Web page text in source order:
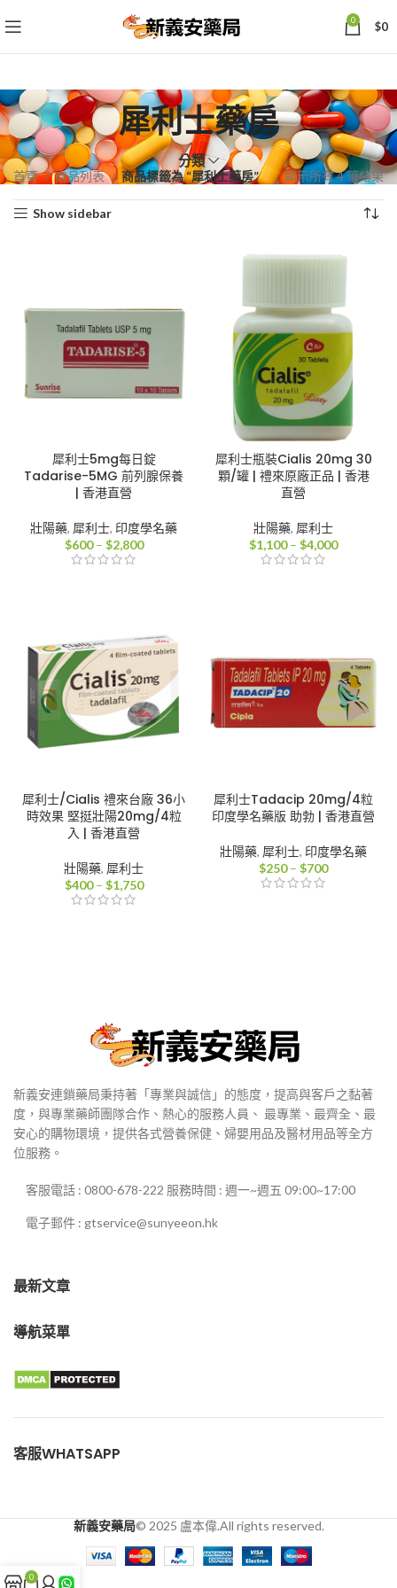
0 $0
犀利士藥房
分類
首頁 商品列表 商品標籤為 “犀利士藥房” 顯示所有 4 筆結果依
Show sidebar
犀利士5mg每日錠
Tadarise-5MG 前列腺保養
| 香港直營
壯陽藥, 犀利士, 印度學名藥
$600 – $2,800價
$2,800
犀利士瓶裝Cialis 20mg 30
顆/罐 | 禮來原廠正品 | 香港
直營
壯陽藥, 犀利士
$1,100 – $4,000價
犀利士/Cialis 禮來台廠 36小
時效果 堅挺壯陽20mg/4粒
入 | 香港直營
壯陽藥, 犀利士
$400 – $1,750價
犀利士Tadacip 20mg/4粒
印度學名藥版 助勃 | 香港直營
壯陽藥, 犀利士, 印度學名藥
$250 – $700價
新義安連鎖藥局秉持著「專業與誠信」的態度，提高與客戶之黏著
度，與專業藥師團隊合作、熱心的服務人員、 最專業、最齊全、最
安心的購物環境，提供各式營養保健、婦嬰用品及醫材用品等全方
位服務。
客服電話 : 0800-678-222 服務時間 : 週一~週五 09:00~17:00
電子郵件 : gtservice@sunyeeon.hk
最新文章
導航菜單
客服WHATSAPP
新義安藥局© 2025 盧本偉.All rights reserved.
0